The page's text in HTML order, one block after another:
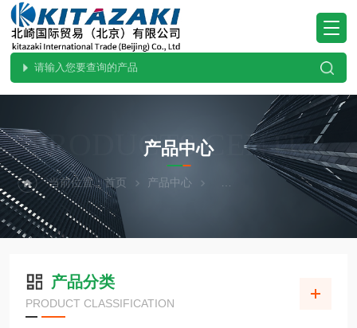
PRODUCTS CENTER
产品中心
当前位置：首页 产品中心 热卖！YAZAWA矢泽科学
产品分类
PRODUCT CLASSIFICATION